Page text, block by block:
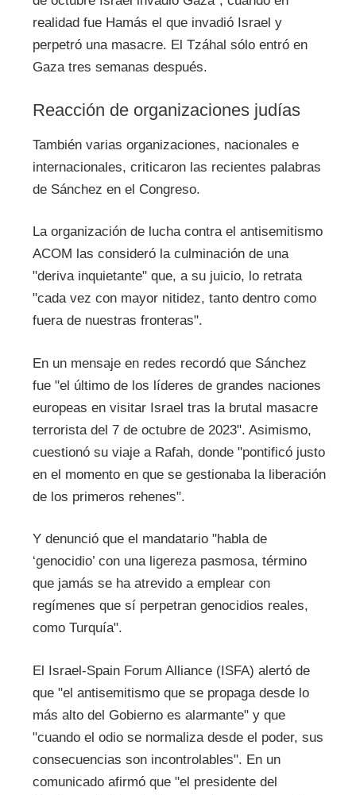
realidad fue Hamás el que invadió Israel y
perpetró una masacre. El Tzáhal sólo entró en
Gaza tres semanas después.
Reacción de organizaciones judías
También varias organizaciones, nacionales e
internacionales, criticaron las recientes palabras
de Sánchez en el Congreso.
La organización de lucha contra el antisemitismo
ACOM las consideró la culminación de una
"deriva inquietante" que, a su juicio, lo retrata
"cada vez con mayor nitidez, tanto dentro como
fuera de nuestras fronteras".
En un mensaje en redes recordó que Sánchez
fue "el último de los líderes de grandes naciones
europeas en visitar Israel tras la brutal masacre
terrorista del 7 de octubre de 2023". Asimismo,
cuestionó su viaje a Rafah, donde "pontificó justo
en el momento en que se gestionaba la liberación
de los primeros rehenes".
Y denunció que el mandatario "habla de
‘genocidio’ con una ligereza pasmosa, término
que jamás se ha atrevido a emplear con
regímenes que sí perpetran genocidios reales,
como Turquía".
El Israel-Spain Forum Alliance (ISFA) alertó de
que "el antisemitismo que se propaga desde lo
más alto del Gobierno es alarmante" y que
"cuando el odio se normaliza desde el poder, sus
consecuencias son incontrolables". En un
comunicado afirmó que "el presidente del